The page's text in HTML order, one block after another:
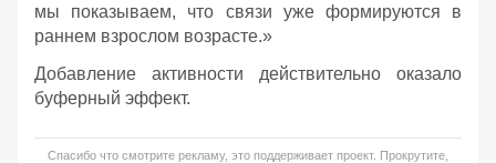
мы показываем, что связи уже формируются в
раннем взрослом возрасте.»
Добавление активности действительно оказало
буферный эффект.
Спасибо что смотрите рекламу, это поддерживает проект. Прокрутите,